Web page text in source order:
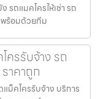
รถแมคโครให้เช่า รถ
พร้อมด้วยทีม
ครรับจ้าง รถ
าคาถูก
แม็คโครรับจ้าง บริการ